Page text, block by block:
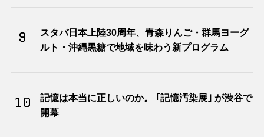
9
スタバ日本上陸30周年、青森りんご・群馬ヨーグ
ルト・沖縄黒糖で地域を味わう新プログラム
10
記憶は本当に正しいのか。 ｢記憶汚染展｣ が渋谷で
開幕